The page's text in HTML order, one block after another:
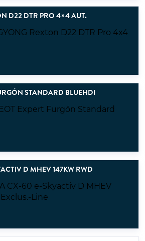
D22 DTR PRO 4×4 AUT.
STANDARD BLUEHDI
D MHEV 147KW RWD